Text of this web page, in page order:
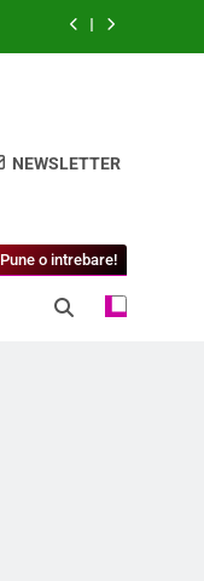
NEWSLETTER
Pune o intrebare!